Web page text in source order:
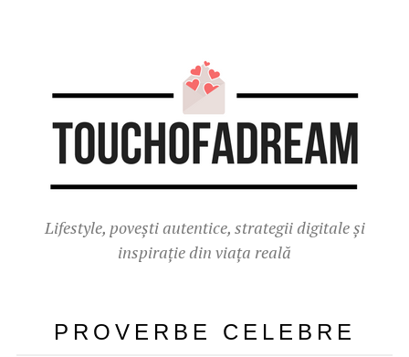
Lifestyle, povești autentice, strategii digitale și
inspirație din viața reală
PROVERBE CELEBRE